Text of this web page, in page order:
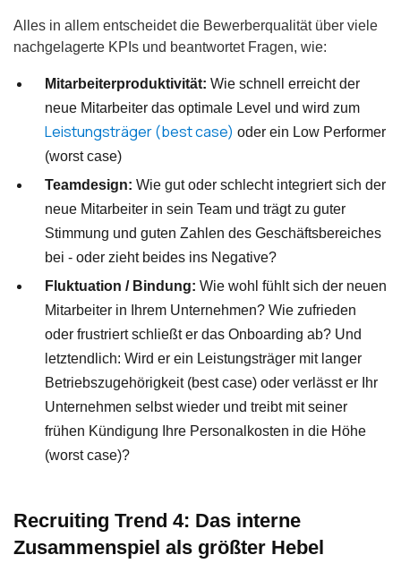
Alles in allem entscheidet die Bewerberqualität über viele
nachgelagerte KPIs und beantwortet Fragen, wie:
Mitarbeiterproduktivität: Wie schnell erreicht der
neue Mitarbeiter das optimale Level und wird zum
Leistungsträger (best case) oder ein Low Performer
(worst case)
Teamdesign: Wie gut oder schlecht integriert sich der
neue Mitarbeiter in sein Team und trägt zu guter
Stimmung und guten Zahlen des Geschäftsbereiches
bei - oder zieht beides ins Negative?
Fluktuation / Bindung: Wie wohl fühlt sich der neuen
Mitarbeiter in Ihrem Unternehmen? Wie zufrieden
oder frustriert schließt er das Onboarding ab? Und
letztendlich: Wird er ein Leistungsträger mit langer
Betriebszugehörigkeit (best case) oder verlässt er Ihr
Unternehmen selbst wieder und treibt mit seiner
frühen Kündigung Ihre Personalkosten in die Höhe
(worst case)?
Recruiting Trend 4: Das interne
Zusammenspiel als größter Hebel